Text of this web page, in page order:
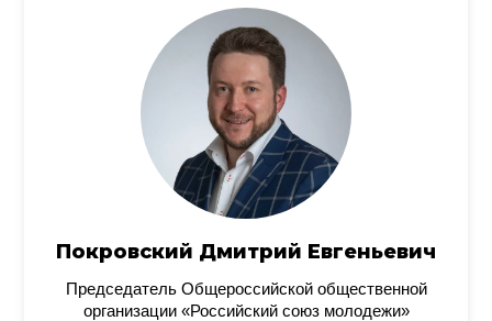
Покровский Дмитрий Евгеньевич
Председатель Общероссийской общественной
организации «Российский союз молодежи»